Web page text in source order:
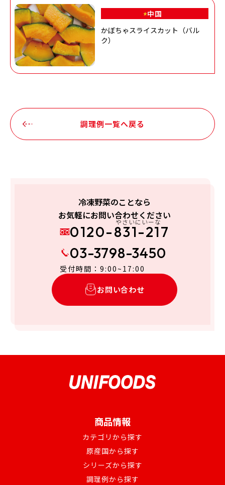
中国
かぼちゃスライスカット（バル
ク）
調理例一覧へ戻る
冷凍野菜のことなら
お気軽にお問い合わせください
0120-831-217
やさいにいーな
03-3798-3450
受付時間：9:00~17:00
お問い合わせ
商品情報
カテゴリから探す
原産国から探す
シリーズから探す
調理例から探す